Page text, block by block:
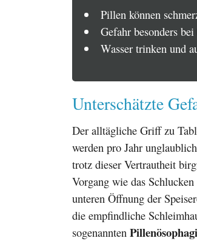
Pillen können
Gefahr besonders
Wasser trinken und
Unterschätzte
Der alltägliche Griff zu
werden pro Jahr
trotz dieser Vertrautheit
Vorgang wie das
unteren Öffnung der
die empfindliche
sogenannten